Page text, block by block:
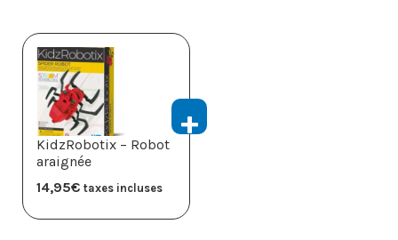
KidzRobotix – Robot
araignée
14,95€ taxes incluses